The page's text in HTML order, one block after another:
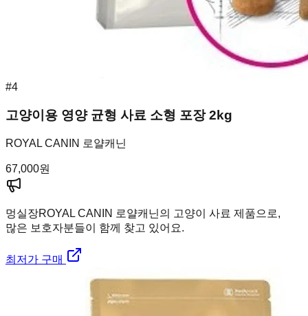
#4
고양이용 영양 균형 사료 소형 포장 2kg
ROYAL CANIN 로얄캐닌
67,000원
멍실장ROYAL CANIN 로얄캐닌의 고양이 사료 제품으로,
많은 보호자분들이 함께 찾고 있어요.
최저가 구매